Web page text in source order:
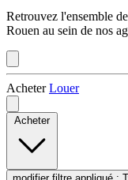
Retrouvez l'ensemble
Rouen au sein de nos
AcheterLouer
Acheter